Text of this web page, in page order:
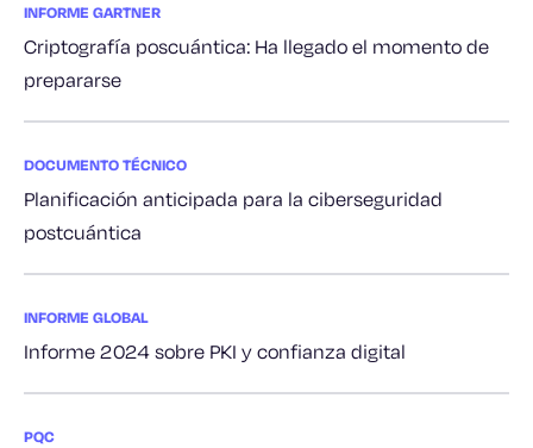
INFORME GARTNER
Criptografía poscuántica: Ha llegado el momento de
prepararse
DOCUMENTO TÉCNICO
Planificación anticipada para la ciberseguridad
postcuántica
INFORME GLOBAL
Informe 2024 sobre PKI y confianza digital
PQC